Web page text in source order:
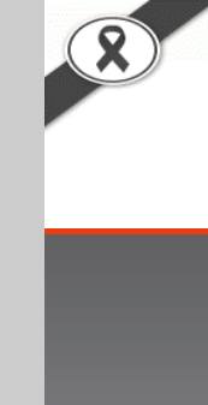
สหกิจศึก